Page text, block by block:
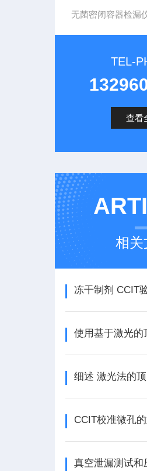
无菌密闭容器检漏
TEL-
查看
相关
CCIT校准微孔